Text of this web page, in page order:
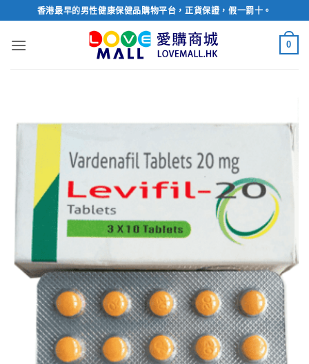
to
content
香港最早的男性健康保健品購物平台，正貨保證，假一罰十。
0